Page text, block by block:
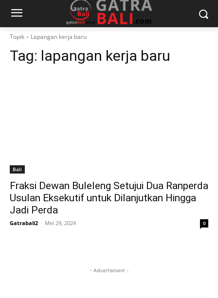
Topik Lapangan kerja baru
Tag: lapangan kerja baru
Bali
Fraksi Dewan Buleleng Setujui Dua Ranperda
Usulan Eksekutif untuk Dilanjutkan Hingga
Jadi Perda
Gatrabali2 - Mei 29, 2024 0
- Advertisment -